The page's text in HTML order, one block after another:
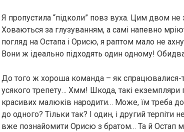
Я пропустила “підколи” повз вуха. Цим двом не
Ховаються за глузуванням, а самі напевно
погляд на Остапа і Орисю, я раптом мало не
Вони ж ідеально підходять один одному!
До того ж хороша команда – як спрацювалися-
усякого трепету… Хмм! Шкода, такі
красивих малюків народити… Може, їм треба
до одного? Тільки так? І один, і другий
вже познайомити Орисю з братом… Та й Остап